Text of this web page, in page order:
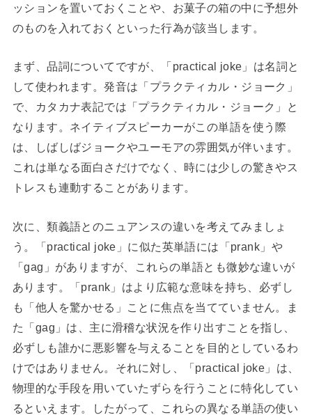
ッションを置いておくことや、お菓子の箱の中に予想外
のものを入れておくといった行為が該当します。
まず、品詞についてですが、「practical joke」は名詞と
して使われます。発音は「プラクティカル・ジョーク」
で、カタカナ表記では「プラクティカル・ジョーク」と
なります。ネイティブスピーカーがこの単語を使う際
は、しばしばジョークやユーモアの雰囲気が伴います。
これは単なる面白さだけでなく、時には少しの驚きやス
トレスも連動することがあります。
次に、類義語とのニュアンスの違いを考えてみましょ
う。「practical joke」に似た英単語には「prank」や
「gag」がありますが、これらの単語とも微妙な違いが
あります。「prank」はより広範な意味を持ち、必ずし
も「他人を驚かせる」ことに焦点を当てていません。ま
た「gag」は、主に滑稽な状況を作り出すことを指し、
必ずしも誰かに悪影響を与えることを目的としているわ
けではありません。それに対し、「practical joke」は、
物理的な手段を用いていたずらを行うことに特化してい
るといえます。したがって、これらの異なる単語の使い